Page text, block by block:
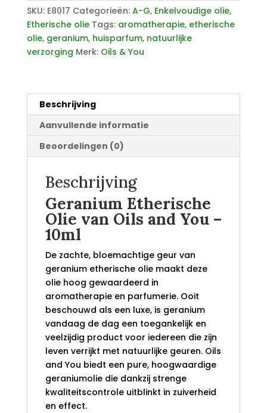
SKU: E8017 Categorieën: A-G, Enkelvoudige olie,
Etherische olie Tags: aromatherapie, etherische
olie, geranium, huisparfum, natuurlijke
verzorging Merk: Oils & You
Beschrijving
Aanvullende informatie
Beoordelingen (0)
Beschrijving
Geranium Etherische
Olie van Oils and You –
10ml
De zachte, bloemachtige geur van
geranium etherische olie maakt deze
olie hoog gewaardeerd in
aromatherapie en parfumerie. Ooit
beschouwd als een luxe, is geranium
vandaag de dag een toegankelijk en
veelzijdig product voor iedereen die zijn
leven verrijkt met natuurlijke geuren. Oils
and You biedt een pure, hoogwaardige
geraniumolie die dankzij strenge
kwaliteitscontrole uitblinkt in zuiverheid
en effect.